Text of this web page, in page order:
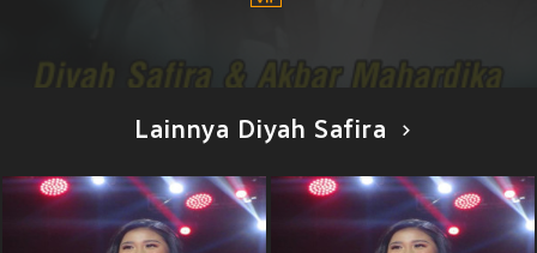
Lainnya Diyah Safira